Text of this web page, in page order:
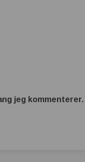
jeg kommenterer.